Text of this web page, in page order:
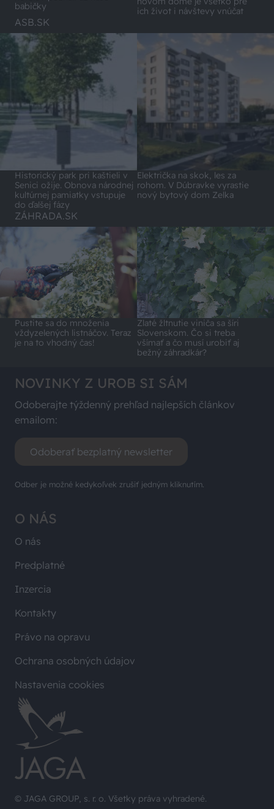
babičky
ich život i návštevy vnúčat
ASB.SK
Historický park pri kaštieli v
Senici ožije. Obnova národnej
kultúrnej pamiatky vstupuje
do ďalšej fázy
Električka na skok, les za
rohom. V Dúbravke vyrastie
nový bytový dom Zelka
ZÁHRADA.SK
Pustite sa do množenia
vždyzelených listnáčov. Teraz
je na to vhodný čas!
Zlaté žltnutie viniča sa šíri
Slovenskom. Čo si treba
všímať a čo musí urobiť aj
bežný záhradkár?
© JAGA GROUP, s. r. o. Všetky práva vyhradené.
O NÁS
O nás
Predplatné
Inzercia
Kontakty
Právo na opravu
Ochrana osobných údajov
Nastavenia cookies
NOVINKY Z UROB SI SÁM
Odoberajte týždenný prehľad najlepších článkov
emailom:
Odoberať bezplatný newsletter
Odber je možné kedykoľvek zrušiť jedným kliknutím.